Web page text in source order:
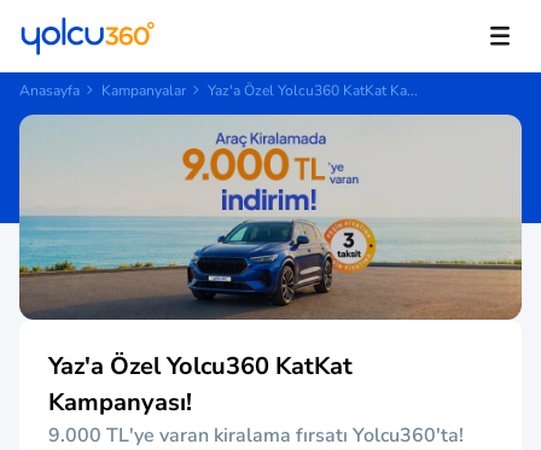
Anasayfa Kampanyalar Yaz'a Özel Yolcu360 KatKat Ka...
Yaz'a Özel Yolcu360 KatKat
Kampanyası!
9.000 TL'ye varan kiralama fırsatı Yolcu360'ta!